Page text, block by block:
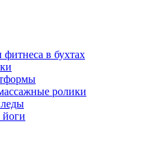
в бухтах
ролики
йоги